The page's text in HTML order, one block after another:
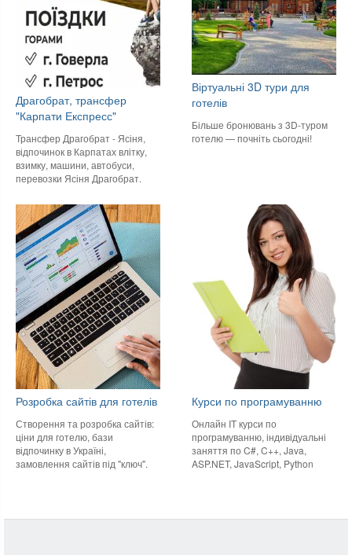
Драгобрат, трансфер
"Карпати Експресс"
Трансфер Драгобрат - Ясіня,
відпочинок в Карпатах влітку,
взимку, машини, автобуси,
перевозки Ясіня Драгобрат.
Віртуальні 3D тури для
готелів
Більше бронювань з 3D-туром
готелю — почніть сьогодні!
Розробка сайтів для готелів
Створення та розробка сайтів:
ціни для готелю, бази
відпочинку в Україні,
замовлення сайтів під "ключ".
Курси по програмуванню
Онлайн IT курси по
програмуванню, індивідуальні
заняття по C#, C++, Java,
ASP.NET, JavaScript, Python